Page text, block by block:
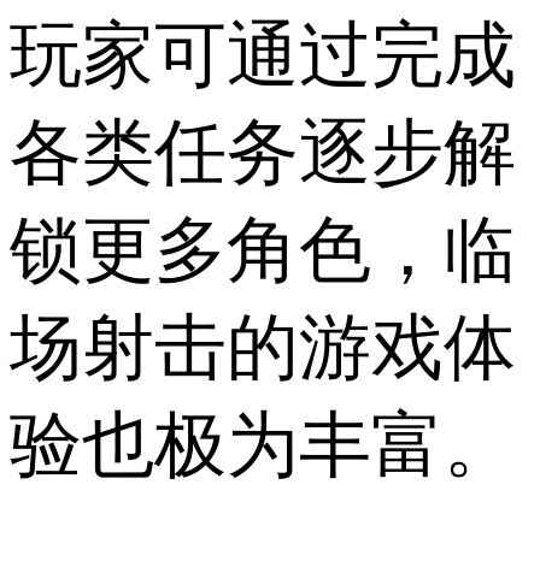
玩家可通过完成
各类任务逐步解
锁更多角色，临
场射击的游戏体
验也极为丰富。